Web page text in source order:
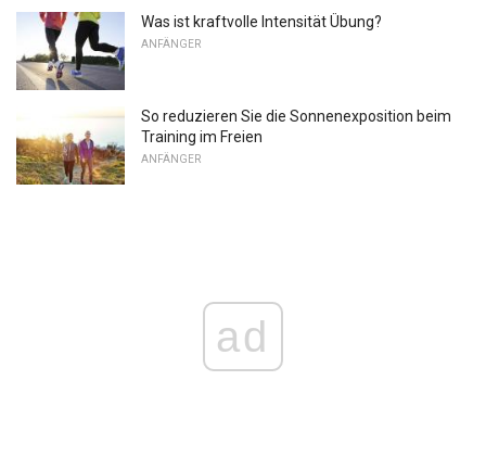
Was ist kraftvolle Intensität Übung?
ANFÄNGER
So reduzieren Sie die Sonnenexposition beim
Training im Freien
ANFÄNGER
ad